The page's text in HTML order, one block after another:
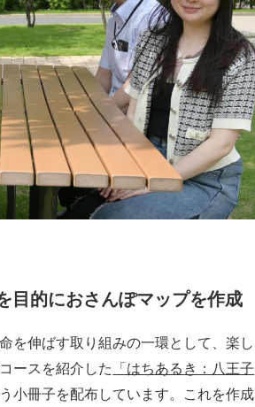
目的におさんぽマップを作成
を伸ばす取り組みの一環として、楽し
ースを紹介した
「はちあるき：八王子
小冊子を配布しています。これを作成